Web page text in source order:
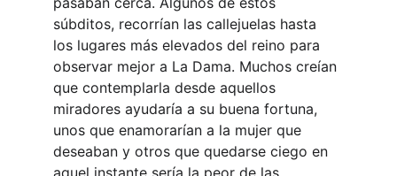
súbditos, recorrían las callejuelas hasta
los lugares más elevados del reino para
observar mejor a La Dama. Muchos creían
que contemplarla desde aquellos
miradores ayudaría a su buena fortuna,
unos que enamorarían a la mujer que
deseaban y otros que quedarse ciego en
aquel instante sería la peor de las